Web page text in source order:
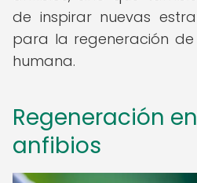
de inspirar nuevas
para la regeneración de
humana.
Regeneración
anfibios